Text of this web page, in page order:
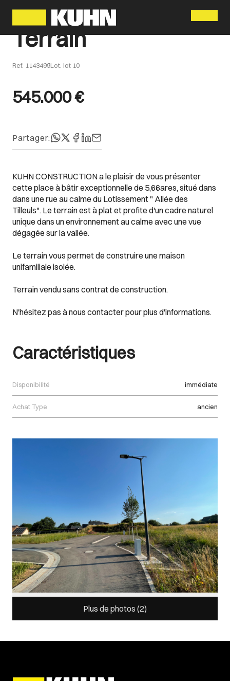
Terrain
Ref: 1143499Lot: lot 10
Partager:
KUHN CONSTRUCTION a le plaisir de vous présenter
cette place à bâtir exceptionnelle de 5,66ares, situé dans
dans une rue au calme du Lotissement " Allée des
Tilleuls". Le terrain est à plat et profite d'un cadre naturel
unique dans un environnement au calme avec une vue
dégagée sur la vallée.
Le terrain vous permet de construire une maison
unifamiliale isolée.
Terrain vendu sans contrat de construction.
N'hésitez pas à nous contacter pour plus d'informations.
545.000 €
Caractéristiques
Disponibilité immédiate
Achat Type ancien
Plus de photos (2)
Menu